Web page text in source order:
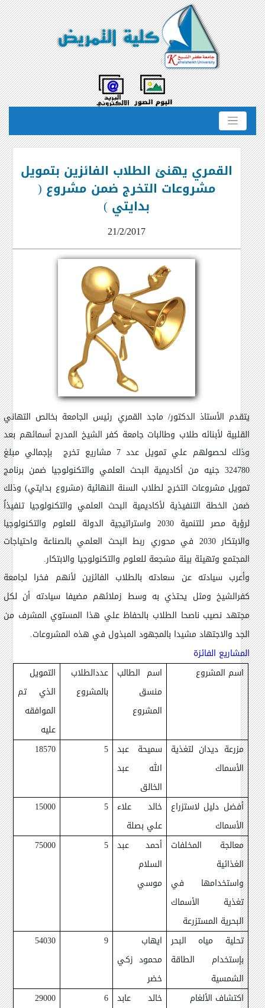
القمري يهنئ الطلاب الفائزين بتمويل
مشروعات التخرج ضمن مشروع (
بدايتي )
21/2/2017
يتقدم الأستاذ الدكتور/ ماجد القمري رئيس الجامعة بخالص التهاني
القلبية لأبنائه طلاب وطالبات جامعة كفر الشيخ المدرج أسمائهم بعد
وذلك لحصولهم علي تمويل عدد 7 مشاريع تخرج بإجمالي مبلغ
324780 جنيه من أكاديمية البحث العلمي والتكنولوجيا ضمن برنامج
تمويل مشروعات التخرج لطلاب السنة النهائية (مشروع بدايتي) وذلك
ضمن الخطة التنفيذية لأكاديمية البحث العلمي والتكنولوجيا تنفيذاُ
لرؤية مصر للتنمية 2030 واستراتيجية الدولة للعلوم والتكنولوجيا
والابتكار 2030 في محوري ربط البحث العلمي بالصناعة واحتياجات
المجتمع وتهيئة بيئة مشجعة للعلوم والتكنولوجيا والابتكار.
وأعرب سيادته عن سعادته بالطلاب الفائزين لأنهم فخرا لجامعة
كفرالشيخ ومثل يحتذي به وسط زملائهم مضيفا سيادته أن لكل
مجتهد نصيب ناصحا الطلاب بالحفاظ علي هذا المستوي المشرف من
الجد والاجتهاد مشيدا بالمجهود المبذول في هذه المشروعات.
المشاريع الفائزة
اسم المشروع
اسم الطالب
منسق
المشروع
عددالطلاب
بالمشروع
التمويل
الذي تم
الموافقه
عليه
مزرعة ديدان لتغذية
الأسماك
سميحة عبد
الله عبد
الخالق
5
18570
أفضل دليل لاستزراع
الأسماك
خالد علاء
علي بصلة
5
15000
معالجة المخلفات
الغذائية
واستخدامها في
تغذية الأسماك
البحرية المستزرعة
أحمد عبد
السلام
موسي
5
75000
تحلية مياه البحر
بإستخدام الطاقة
الشمسية
ايهاب
محمود زكي
خضر
9
54030
اكتشاف الألغام
خالد عابد 6
29000